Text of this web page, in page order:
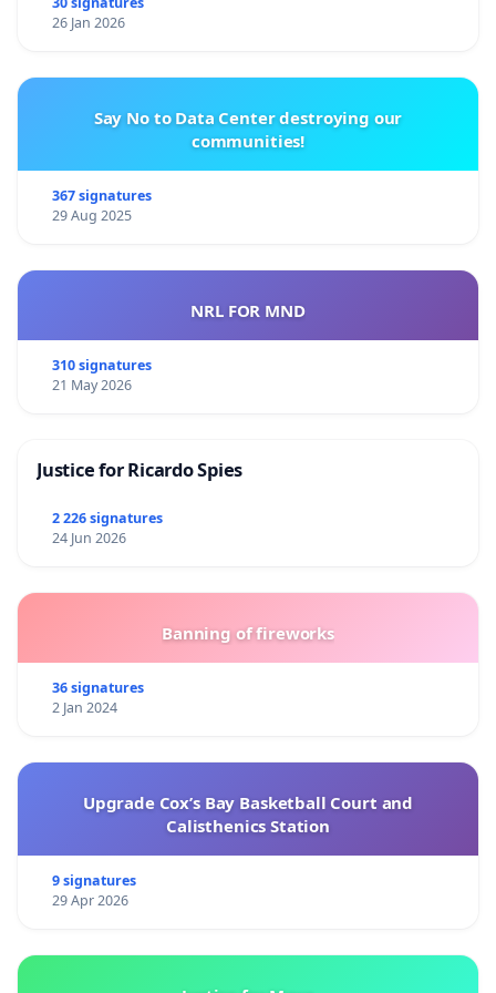
#appeldeladune
Crédits Photos : Association IEFR
26 Jan 2026
Say No to Data Center destroying our
communities!
367 signatures
29 Aug 2025
NRL FOR MND
310 signatures
21 May 2026
Justice for Ricardo Spies
2 226 signatures
24 Jun 2026
Banning of fireworks
36 signatures
2 Jan 2024
Upgrade Cox’s Bay Basketball Court and
Calisthenics Station
9 signatures
29 Apr 2026